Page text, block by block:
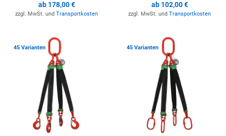
ab 178,00 €
zzgl. MwSt. und Transportkosten
ab 102,00 €
zzgl. MwSt. und Transportkosten
45 Varianten Zur Merkliste hinzufügen
45 Varianten